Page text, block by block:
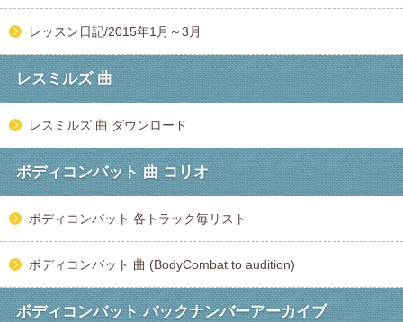
レッスン日記/2015年1月～3月
レスミルズ 曲
レスミルズ 曲 ダウンロード
ボディコンバット 曲 コリオ
ボディコンバット 各トラック毎リスト
ボディコンバット 曲 (BodyCombat to audition)
ボディコンバット バックナンバーアーカイブ